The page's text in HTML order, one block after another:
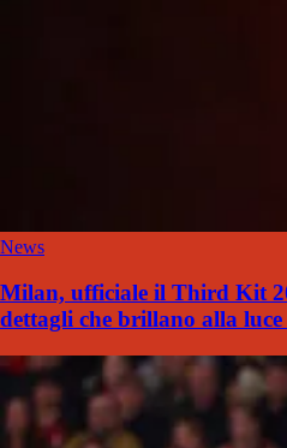
News
Milan, ufficiale il Third Kit
dettagli che brillano alla